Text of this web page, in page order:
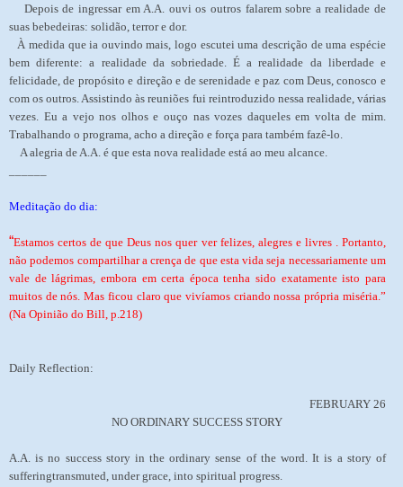
Depois de ingressar em A.A. ouvi os outros falarem sobre a realidade de
suas bebedeiras: solidão, terror e dor.
À medida que ia ouvindo mais, logo escutei uma descrição de uma espécie
bem diferente: a realidade da sobriedade. É a realidade da liberdade e
felicidade, de propósito e direção e de serenidade e paz com Deus, conosco e
com os outros. Assistindo às reuniões fui reintroduzido nessa realidade, várias
vezes. Eu a vejo nos olhos e ouço nas vozes daqueles em volta de mim.
Trabalhando o programa, acho a direção e força para também fazê-lo.
A alegria de A.A. é que esta nova realidade está ao meu alcance.
Meditação do dia:
“Estamos certos de que Deus nos quer ver felizes, alegres e livres . Portanto,
não podemos compartilhar a crença de que esta vida seja necessariamente um
vale de lágrimas, embora em certa época tenha sido exatamente isto para
muitos de nós. Mas ficou claro que vivíamos criando nossa própria miséria.”
(Na Opinião do Bill, p.218)
Daily Reflection:
FEBRUARY 26
NO ORDINARY SUCCESS STORY
A.A. is no success story in the ordinary sense of the word. It is a story of
sufferingtransmuted, under grace, into spiritual progress.